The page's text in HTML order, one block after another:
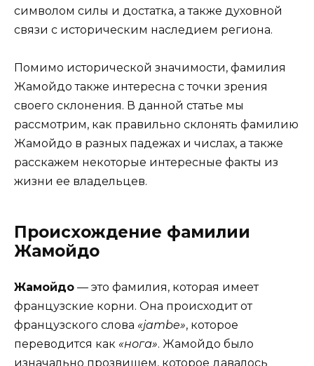
символом силы и достатка, а также духовной
связи с историческим наследием региона.
Помимо исторической значимости, фамилия
Жамойдо также интересна с точки зрения
своего склонения. В данной статье мы
рассмотрим, как правильно склонять фамилию
Жамойдо в разных падежах и числах, а также
расскажем некоторые интересные факты из
жизни ее владельцев.
Происхождение фамилии
Жамойдо
Жамойдо — это фамилия, которая имеет
французские корни. Она происходит от
французского слова «jambe», которое
переводится как «нога». Жамойдо было
изначально прозвищем, которое давалось